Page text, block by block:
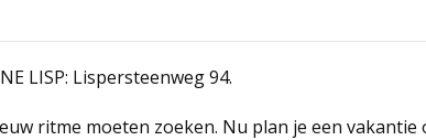
LISP: Lispersteenweg 94.
ritme moeten zoeken. Nu plan je een vakantie